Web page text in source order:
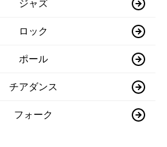
ジャズ
ロック
ポール
チアダンス
フォーク